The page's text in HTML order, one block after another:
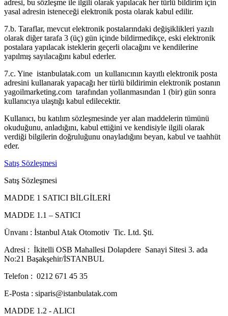
adresi, bu sözleşme ile ilgili olarak yapılacak her türlü bildirim için
yasal adresin isteneceği elektronik posta olarak kabul edilir.
7.b. Taraflar, mevcut elektronik postalarındaki değişiklikleri yazılı
olarak diğer tarafa 3 (üç) gün içinde bildirmedikçe, eski elektronik
postalara yapılacak isteklerin geçerli olacağını ve kendilerine
yapılmış sayılacağını kabul ederler.
7.c. Yine istanbulatak.com un kullanıcının kayıtlı elektronik posta
adresini kullanarak yapacağı her türlü bildirimin elektronik postanın
yagoilmarketing.com tarafından yollanmasından 1 (bir) gün sonra
kullanıcıya ulaştığı kabul edilecektir.
Kullanıcı, bu katılım sözleşmesinde yer alan maddelerin tümünü
okuduğunu, anladığını, kabul ettiğini ve kendisiyle ilgili olarak
verdiği bilgilerin doğruluğunu onayladığını beyan, kabul ve taahhüt
eder.
Satış Sözleşmesi
Satış Sözleşmesi
MADDE 1 SATICI BİLGİLERİ
MADDE 1.1 – SATICI
Ünvanı : İstanbul Atak Otomotiv Tic. Ltd. Şti.
Adresi : İkitelli OSB Mahallesi Dolapdere Sanayi Sitesi 3. ada
No:21 Başakşehir/İSTANBUL
Telefon : 0212 671 45 35
E-Posta : siparis@istanbulatak.com
MADDE 1.2 - ALICI